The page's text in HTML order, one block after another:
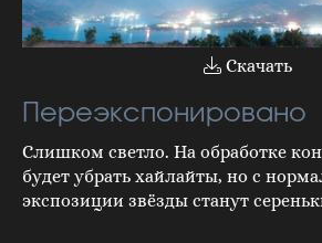
Скачать
Переэкспонировано
Слишком светло. На обработке
будет убрать хайлайты, но с
экспозиции звёзды станут